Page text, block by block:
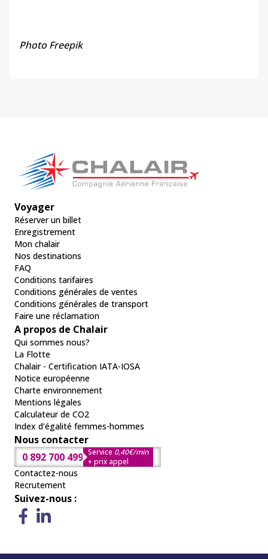
PhotoFreepik
Voyager
Réserver un billet
Enregistrement
Mon chalair
Nos destinations
FAQ
Conditions tarifaires
Conditions générales de ventes
Conditions générales de transport
Faire une réclamation
A propos de Chalair
Qui sommes nous?
La Flotte
Chalair - Certification IATA-IOSA
Notice européenne
Charte environnement
Mentions légales
Calculateur de CO2
Index d'égalité femmes-hommes
Nous contacter
0 892 700 499 Service 0,40€/min
+ prix appel
Contactez-nous
Recrutement
Suivez-nous :